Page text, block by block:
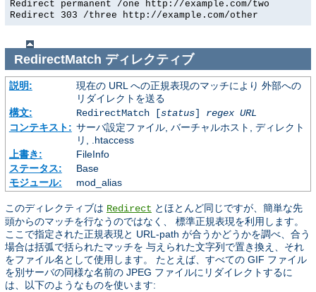
Redirect permanent /one http://example.com/two
Redirect 303 /three http://example.com/other
RedirectMatch ディレクティブ
説明:
現在の URL への正規表現のマッチにより 外部への
リダイレクトを送る
構文:
RedirectMatch [status] regex URL
コンテキスト: サーバ設定ファイル, バーチャルホスト, ディレクト
リ, .htaccess
上書き:
FileInfo
ステータス:
Base
モジュール:
mod_alias
このディレクティブは Redirect とほとんど同じですが、簡単な先
頭からのマッチを行なうのではなく、 標準正規表現を利用します。
ここで指定された正規表現と URL-path が合うかどうかを調べ、合う
場合は括弧で括られたマッチを 与えられた文字列で置き換え、それ
をファイル名として使用します。 たとえば、すべての GIF ファイル
を別サーバの同様な名前の JPEG ファイルにリダイレクトするに
は、以下のようなものを使います: